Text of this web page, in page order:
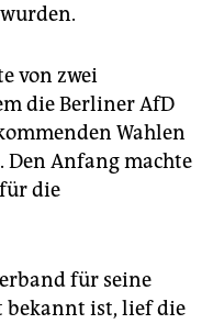
von zwei
die Berliner AfD
Wahlen
Anfang machte
die
für seine
ist, lief die